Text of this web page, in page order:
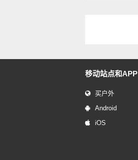
移动站点和APP
买户外
Android
iOS